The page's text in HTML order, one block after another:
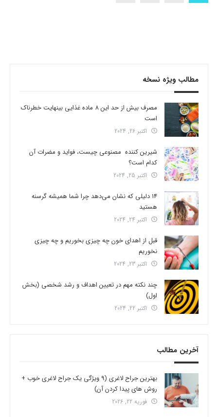
مطالب ویژه نسخه
مصرف بیش از حد این 8 ماده غذایی بینهایت خطرناک
است
اکتبر 26, 2024
شیرین کننده مصنوعی چیست، فواید و مضرات آن
کدام است؟
اکتبر 25, 2024
14 دلیلی که نشان می‌دهد چرا شما همیشه گرسنه
هستید
اکتبر 24, 2024
قبل از اهدای خون چه چیزی بخوریم و چه چیزی
نخوریم
اکتبر 23, 2024
چند نکته مهم در تعیین اهداف و رشد شخصی (بخش
اول)
اکتبر 22, 2024
آخرین مطالب
بهترین جراح لاغری (9 ویژگی یک جراح لاغری خوب +
روش های پیدا کردن آن)
فوریه 22, 2026